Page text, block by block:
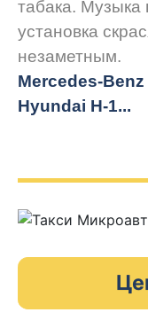
табака. Музыка
установка
незаметным.
Mercedes-
Hyundai H-1...